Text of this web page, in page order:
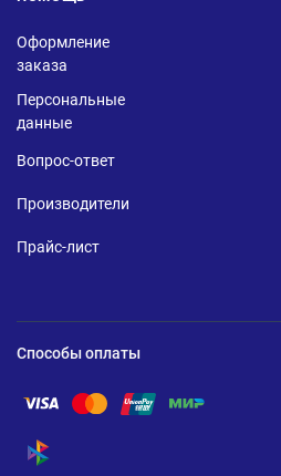
Оформление
заказа
Персональные
данные
Вопрос-ответ
Производители
Прайс-лист
Способы оплаты
Помощь по оплате Visa
Помощь по оплате
Помощь по оплате
Помощь по
Помощь по оплате СБП